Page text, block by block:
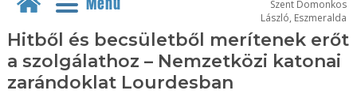
Szent Domonkos
László, Eszmeralda
Hitből és becsületből merítenek erőt
a szolgálathoz – Nemzetközi katonai
zarándoklat Lourdesban